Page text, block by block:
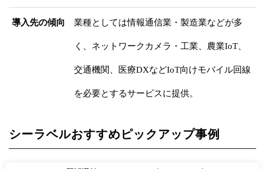
導入先の傾向 業種としては情報通信業・製造業などが多
く、ネットワークカメラ・工業、農業IoT、
交通機関、医療DXなどIoT向けモバイル回線
を必要とするサービスに提供。
シーラベルおすすめピックアップ事例